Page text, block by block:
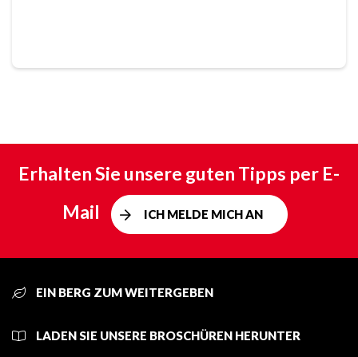
Erhalten Sie unsere guten Tipps per E-
Mail
ICH MELDE MICH AN
EIN BERG ZUM WEITERGEBEN
LADEN SIE UNSERE BROSCHÜREN HERUNTER